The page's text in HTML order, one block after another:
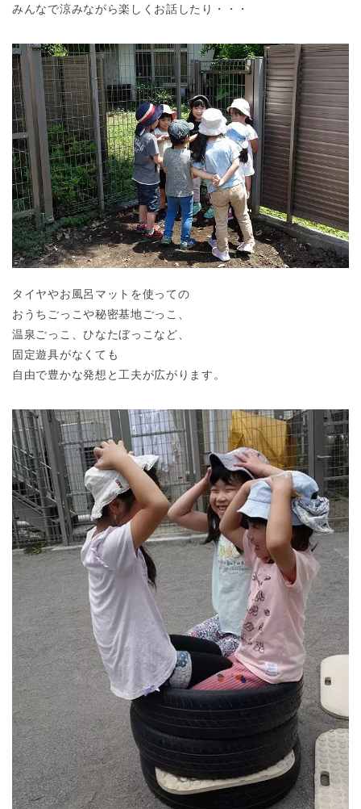
みんなで涼みながら楽しくお話したり・・・
タイヤやお風呂マットを使っての
おうちごっこや秘密基地ごっこ、
温泉ごっこ、ひなたぼっこなど、
固定遊具がなくても
自由で豊かな発想と工夫が広がります。